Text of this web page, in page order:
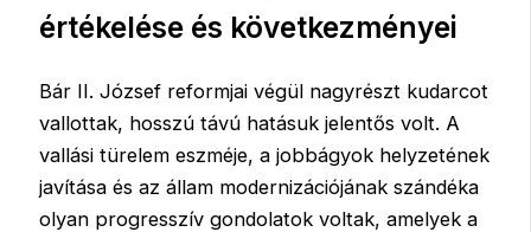
értékelése és következményei
Bár II. József reformjai végül nagyrészt kudarcot
vallottak, hosszú távú hatásuk jelentős volt. A
vallási türelem eszméje, a jobbágyok helyzetének
javítása és az állam modernizációjának szándéka
olyan progresszív gondolatok voltak, amelyek a